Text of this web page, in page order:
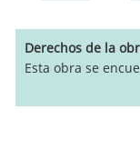
Derechos de la
Esta obra se